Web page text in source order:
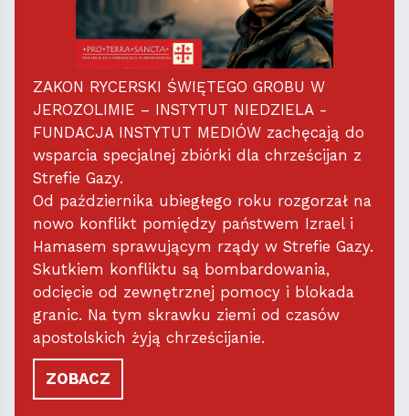
ZAKON RYCERSKI ŚWIĘTEGO GROBU W
JEROZOLIMIE – INSTYTUT NIEDZIELA -
FUNDACJA INSTYTUT MEDIÓW zachęcają do
wsparcia specjalnej zbiórki dla chrześcijan z
Strefie Gazy.
Od października ubiegłego roku rozgorzał na
nowo konflikt pomiędzy państwem Izrael i
Hamasem sprawującym rządy w Strefie Gazy.
Skutkiem konfliktu są bombardowania,
odcięcie od zewnętrznej pomocy i blokada
granic. Na tym skrawku ziemi od czasów
apostolskich żyją chrześcijanie.
ZOBACZ